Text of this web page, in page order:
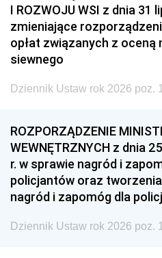
I ROZWOJU WSI z dnia 31
zmieniające
opłat związanych z oceną
siewnego
Dziennik Ustaw rok 2026 poz.
ROZPORZĄDZENIE
WEWNĘTRZNYCH z dnia
r. w sprawie nagród i
policjantów oraz
nagród i zapomóg dla
Dziennik Ustaw rok 2026 poz.